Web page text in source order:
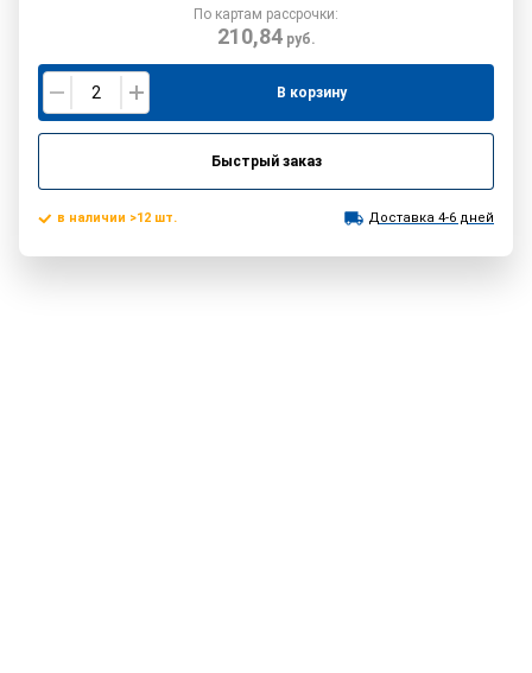
По картам рассрочки:
210,84руб.
В корзину
Быстрый заказ
в наличии >12 шт. Доставка 4-6 дней